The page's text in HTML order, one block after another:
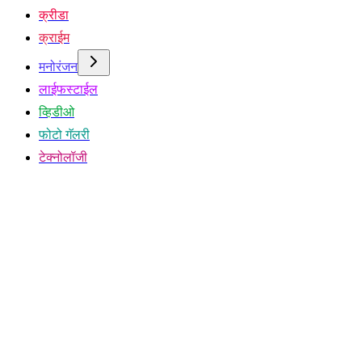
क्रीडा
क्राईम
मनोरंजन
लाईफस्टाईल
व्हिडीओ
फोटो गॅलरी
टेक्नोलॉजी